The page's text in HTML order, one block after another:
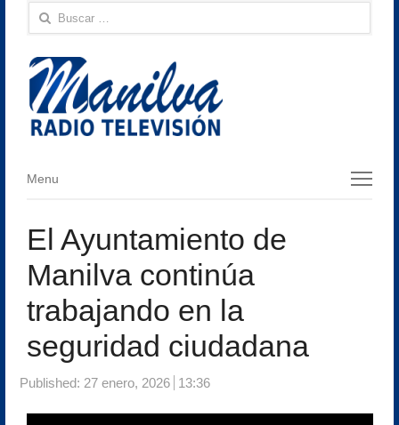
Buscar:
Menu
Menu
El Ayuntamiento de
Manilva continúa
trabajando en la
seguridad ciudadana
Published: 27 enero, 2026 13:36